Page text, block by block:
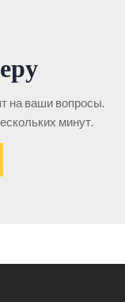
на ваши вопросы.
минут.